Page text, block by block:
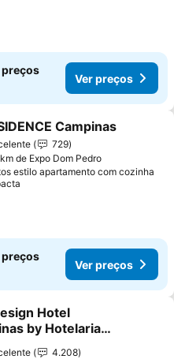
preços
Ver preços
aos favoritos
Campinas
729
de Expo Dom Pedro
estilo apartamento com cozinha
preços
Ver preços
aos favoritos
Hotel
by Hotelaria
4.208